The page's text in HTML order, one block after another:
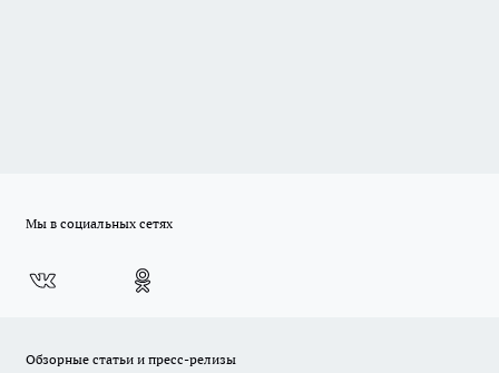
Мы в социальных сетях
Обзорные статьи и пресс-релизы